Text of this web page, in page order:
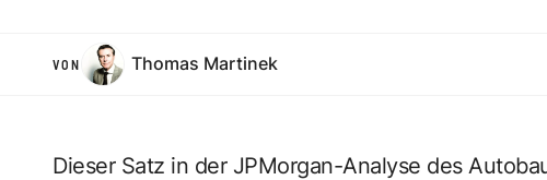
VON Thomas Martinek
Dieser Satz in der JPMorgan-Analyse des